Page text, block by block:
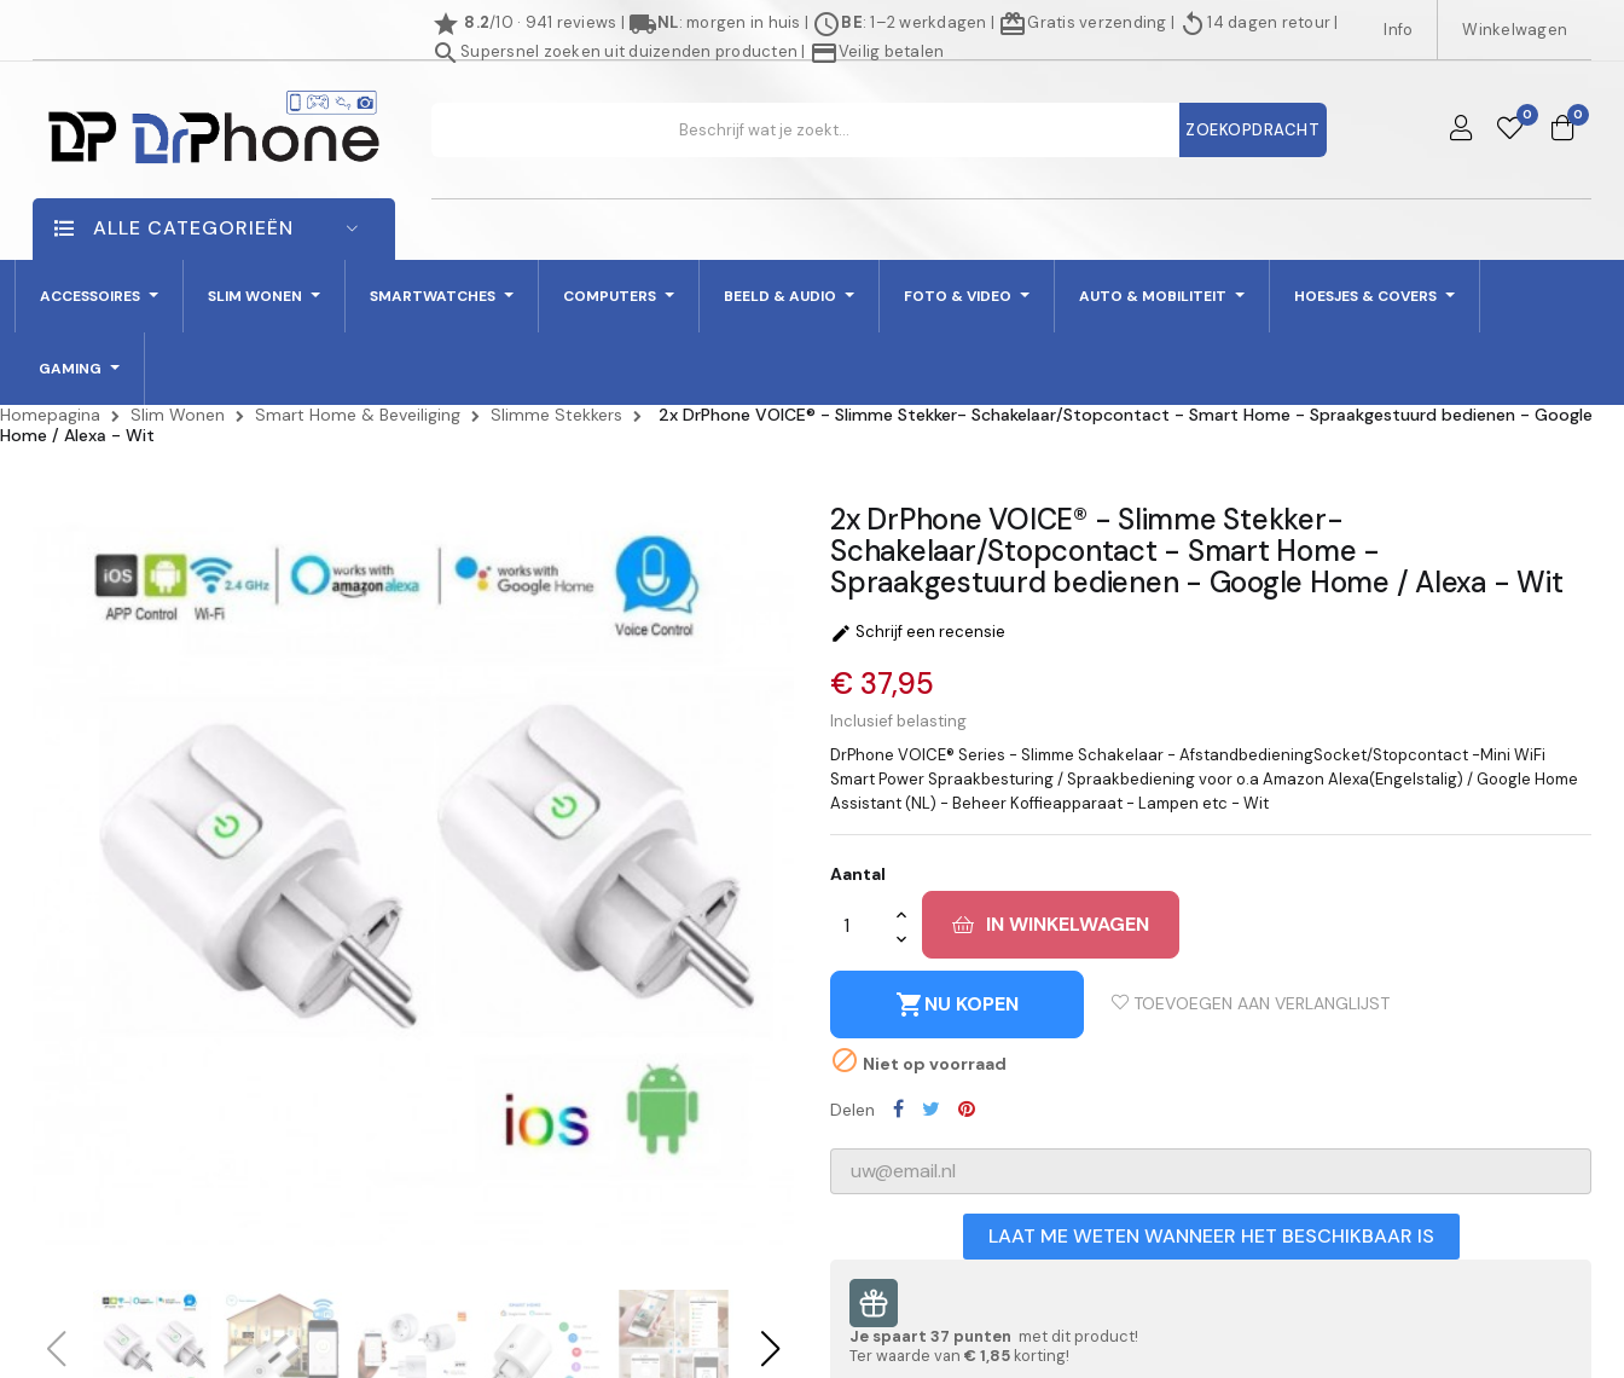
star 8.2/10 · 941 reviews | local_shippingNL: morgen in huis | scheduleBE: 1–2 werkdagen | redeemGratis verzending | replay14 dagen retour |
searchSupersnel zoeken uit duizenden producten | credit_cardVeilig betalen
Info Winkelwagen
ZOEKOPDRACHT
0 0
ALLE CATEGORIEËN
ACCESSOIRES SLIM WONEN SMARTWATCHES COMPUTERS BEELD & AUDIO FOTO & VIDEO AUTO & MOBILITEIT HOESJES & COVERS
GAMING
Homepagina Slim Wonen Smart Home & Beveiliging Slimme Stekkers
2x DrPhone VOICE® - Slimme Stekker- Schakelaar/Stopcontact - Smart Home - Spraakgestuurd bedienen - Google
Home / Alexa - Wit
2x DrPhone VOICE® - Slimme Stekker-
Schakelaar/Stopcontact - Smart Home -
Spraakgestuurd bedienen - Google Home / Alexa - Wit
 Schrijf een recensie
€ 37,95
Inclusief belasting
DrPhone VOICE® Series - Slimme Schakelaar - AfstandbedieningSocket/Stopcontact -Mini WiFi
Smart Power Spraakbesturing / Spraakbediening voor o.a Amazon Alexa(Engelstalig) / Google Home
Assistant (NL) - Beheer Koffieapparaat - Lampen etc - Wit
Aantal
IN WINKELWAGEN
shopping_cartNU KOPEN TOEVOEGEN AAN VERLANGLIJST
 Niet op voorraad
Delen
LAAT ME WETEN WANNEER HET BESCHIKBAAR IS
Je spaart 37 punten met dit product!
Ter waarde van € 1,85 korting!